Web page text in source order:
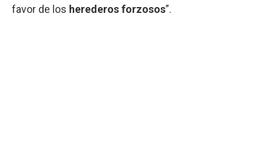
favor de los herederos forzosos”.